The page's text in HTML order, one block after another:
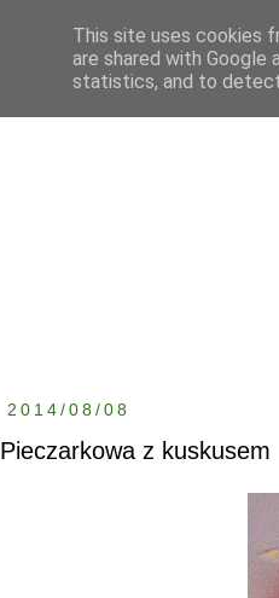
2014/08/08
Pieczarkowa z kuskusem
This site uses cookies
are shared with
statistics, and to detect